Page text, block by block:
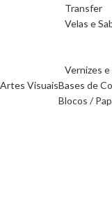
Transfer
Velas e
Vernizes
Artes VisuaisBases de
Blocos /